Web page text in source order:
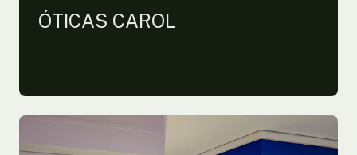
ÓTICAS CAROL